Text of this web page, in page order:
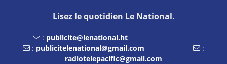
Lisez le quotidien Le National.
: publicite@lenational.ht
: publicitelenational@gmail.com
:
radiotelepacific@gmail.com